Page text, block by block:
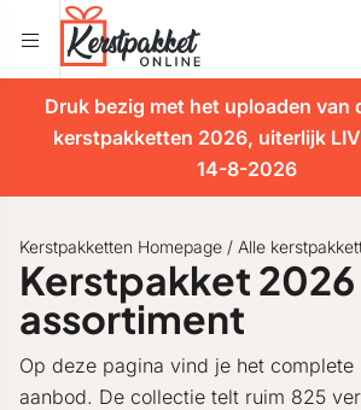
Druk bezig met het uploaden van
kerstpakketten 2026, uiterlijk
14-8-2026
Kerstpakketten Homepage / Alle
Kerstpakket 2026
assortiment
Op deze pagina vind je het
aanbod. De collectie telt ruim 825